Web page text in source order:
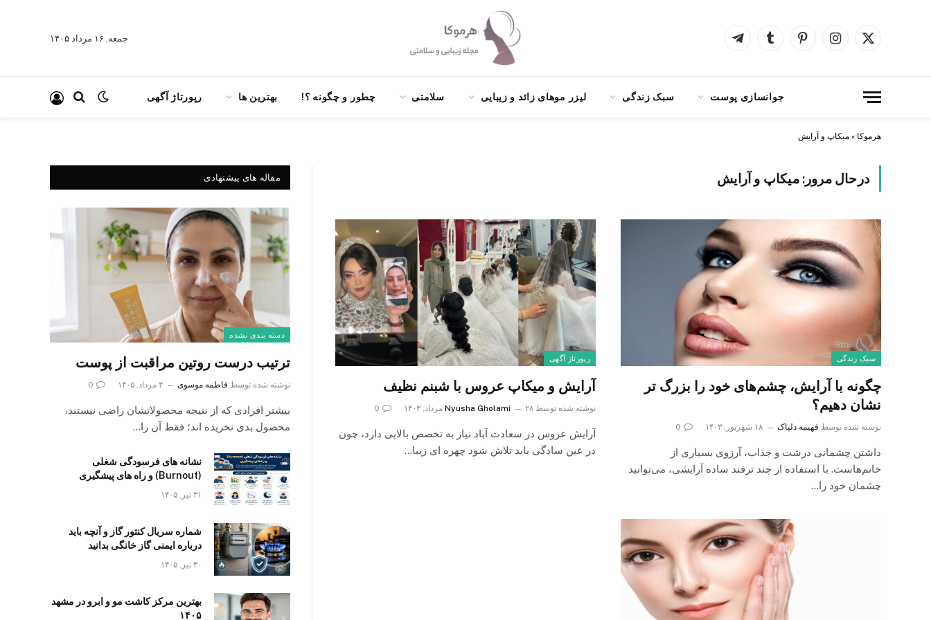
X
اینستاگرامپینترستTumblr
Telegram
جمعه, ۱۶ مرداد ۱۴۰۵
جوانسازی پوست سبک زندگی لیزر موهای زائد و زیبایی سلامتی چطور و چگونه ؟! بهترین ها رپورتاژ آگهی
هرموکا » میکاپ و آرایش
درحال مرور:میکاپ و آرایش
سبک زندگی
چگونه با آرایش، چشم‌های خود را بزرگ‌ تر
نشان دهیم؟
نوشته شده توسط فهیمه دلپاک ۱۸ شهریور, ۱۴۰۳ 0
داشتن چشمانی درشت و جذاب، آرزوی بسیاری از
خانم‌هاست. با استفاده از چند ترفند ساده آرایشی، می‌توانید
چشمان خود را…
رپورتاژ آگهی
آرایش و میکاپ عروس با شبنم نظیف
نوشته شده توسط Nyusha Gholami ۲۸ مرداد, ۱۴۰۳ 0
آرایش عروس در سعادت آباد نیاز به تخصص بالایی دارد، چون
در عین سادگی باید تلاش شود چهره ای زیبا…
مقاله های پیشنهادی
دسته بندی نشده
ترتیب درست روتین مراقبت از پوست
نوشته شده توسط فاطمه موسوی ۴ مرداد, ۱۴۰۵ 0
بیشتر افرادی که از نتیجه محصولاتشان راضی نیستند،
محصول بدی نخریده اند؛ فقط آن را…
نشانه های فرسودگی شغلی
(Burnout) و راه های پیشگیری
۳۱ تیر, ۱۴۰۵
شماره سریال کنتور گاز و آنچه باید
درباره ایمنی گاز خانگی بدانید
۳۰ تیر, ۱۴۰۵
بهترین مرکز کاشت مو و ابرو در مشهد
۱۴۰۵